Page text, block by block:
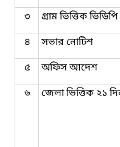
৩
গ্রাম ভিত্তিক
৪
সভার নোটিশ
৫
অফিস আদেশ
৬
জেলা ভিত্তিক ২১